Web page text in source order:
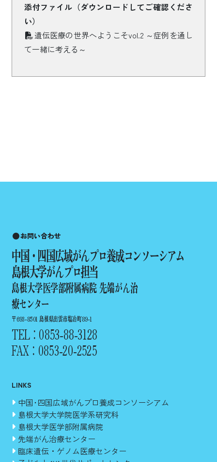
添付ファイル（ダウンロードしてご確認くださ
い）
遺伝医療の世界へようこそvol.2 ～症例を通し
て一緒に考える～
お問い合わせ
中国・四国広域がんプロ養成コンソーシアム
島根大学がんプロ担当
島根大学医学部附属病院 先端がん治
療センター
〒693-8501 島根県出雲市塩冶町89-1
TEL：0853-88-3128
FAX：0853-20-2525
LINKS
中国･四国広域がんプロ養成コンソーシアム
島根大学大学院医学系研究科
島根大学医学部附属病院
先端がん治療センター
臨床遺伝・ゲノム医療センター